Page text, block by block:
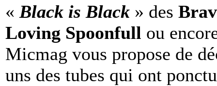
« Black is Black » des
Loving Spoonfull ou
Micmag vous propose de
uns des tubes qui ont